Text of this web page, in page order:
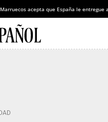
Marruecos acepta que España le entregue